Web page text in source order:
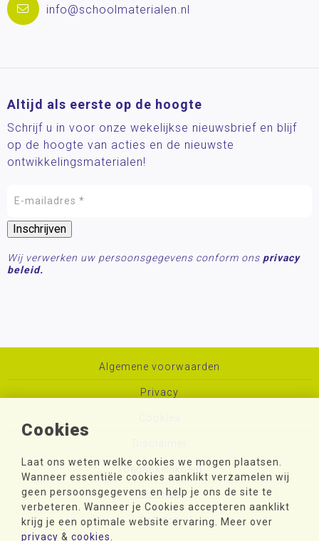
Cookies
Laat ons weten welke cookies we mogen plaatsen.
Wanneer essentiële cookies aanklikt verzamelen wij
geen persoonsgegevens en help je ons de site te
verbeteren. Wanneer je Cookies accepteren aanklikt
krijg je een optimale website ervaring. Meer over
privacy & cookies
info@schoolmaterialen.nl
Altijd als eerste op de hoogte
Schrijf u in voor onze wekelijkse nieuwsbrief en blijf
op de hoogte van acties en de nieuwste
ontwikkelingsmaterialen!
Wij verwerken uw persoonsgegevens conform ons privacy
beleid.
Algemene voorwaarden
Privacy
Toegankelijkheid
Sitemap
Colofon